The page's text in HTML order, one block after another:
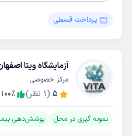
پرداخت قسطی
آزمایشگاه ویتا
مرکز خصوصی
5
(
1 نظر) 100٪
نمونه گیری در محل پوشش‌دهی